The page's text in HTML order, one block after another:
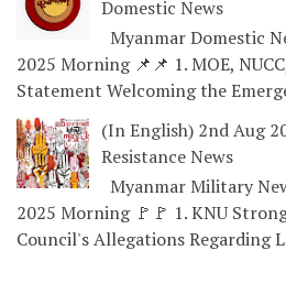
Domestic News
Myanmar Domestic
2025 Morning 📌📌 1. MOE,
Statement Welcoming the
(In English) 2nd Aug
Resistance News
Myanmar Military
2025 Morning 🚩🚩 1. KNU
Council's Allegations Regarding